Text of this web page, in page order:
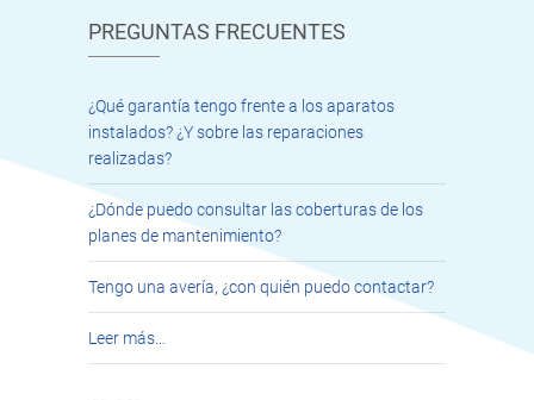
PREGUNTAS FRECUENTES
¿Qué garantía tengo frente a los aparatos
instalados? ¿Y sobre las reparaciones
realizadas?
¿Dónde puedo consultar las coberturas de los
planes de mantenimiento?
Tengo una avería, ¿con quién puedo contactar?
Leer más…